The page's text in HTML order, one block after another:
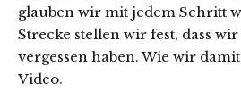
glauben wir mit jedem Schritt
Strecke stellen wir fest, dass
vergessen haben. Wie wir
Video.